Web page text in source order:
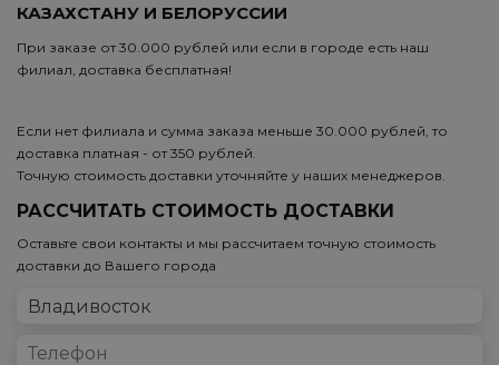
КАЗАХСТАНУ И БЕЛОРУССИИ
При заказе от 30.000 рублей или если в городе есть наш
филиал, доставка бесплатная!
Если нет филиала и сумма заказа меньше 30.000 рублей, то
доставка платная - от 350 рублей.
Точную стоимость доставки уточняйте у наших менеджеров.
РАССЧИТАТЬ СТОИМОСТЬ ДОСТАВКИ
Оставьте свои контакты и мы рассчитаем точную стоимость
доставки до Вашего города